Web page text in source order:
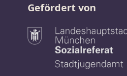
Gefördert von